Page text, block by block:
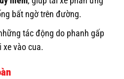
bất ngờ trên đường.
tác động do phanh gấp
xe vào cua.